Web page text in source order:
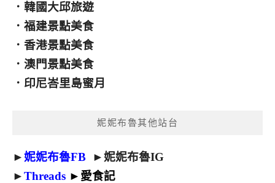
． 韓國大邱旅遊
． 福建景點美食
． 香港景點美食
． 澳門景點美食
． 印尼峇里島蜜月
妮妮布魯其他站台
►妮妮布魯FB ►妮妮布魯IG
►Threads ► 愛食記